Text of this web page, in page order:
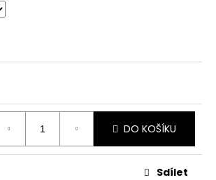
DO KOŠÍKU
Sdílet